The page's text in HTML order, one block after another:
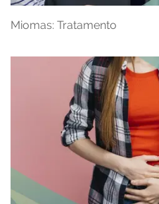
Miomas: Tratamento